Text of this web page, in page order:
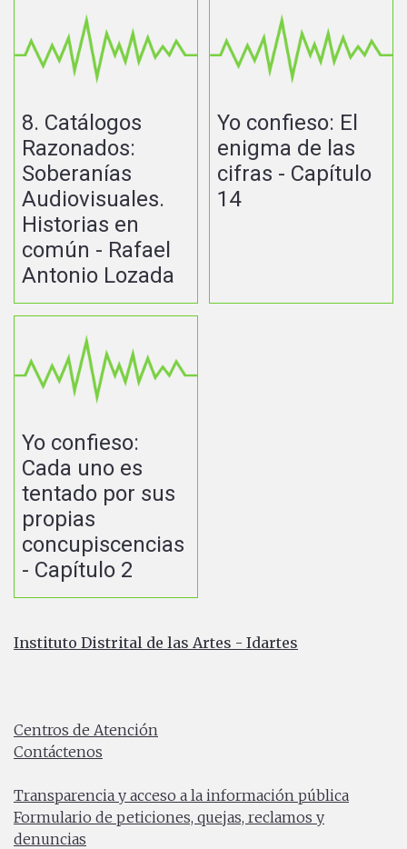
8. Catálogos
Razonados:
Soberanías
Audiovisuales.
Historias en
común - Rafael
Antonio Lozada
Yo confieso: El
enigma de las
cifras - Capítulo
14
Yo confieso:
Cada uno es
tentado por sus
propias
concupiscencias
- Capítulo 2
Instituto Distrital de las Artes - Idartes
Centros de Atención
Contáctenos
Transparencia y acceso a la información pública
Formulario de peticiones, quejas, reclamos y
denuncias